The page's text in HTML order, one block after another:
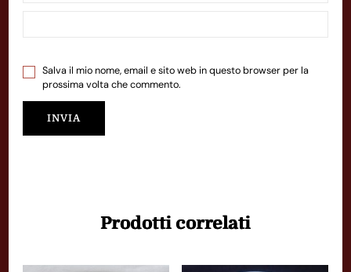
Salva il mio nome, email e sito web in questo browser per la
prossima volta che commento.
Prodotti correlati